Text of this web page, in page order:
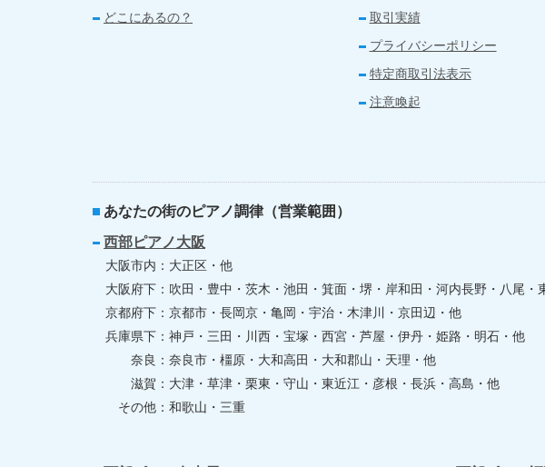
どこにあるの？
取引実績
プライバシーポリシー
特定商取引法表示
注意喚起
あなたの街のピアノ調律（営業範囲）
西部ピアノ大阪
大阪市内
大正区・他
大阪府下
吹田・豊中・茨木・池田・箕面・堺・岸和田・河内長野・八尾・
京都府下
京都市・長岡京・亀岡・宇治・木津川・京田辺・他
兵庫県下
神戸・三田・川西・宝塚・西宮・芦屋・伊丹・姫路・明石・他
奈良
奈良市・橿原・大和高田・大和郡山・天理・他
滋賀
大津・草津・栗東・守山・東近江・彦根・長浜・高島・他
その他
和歌山・三重